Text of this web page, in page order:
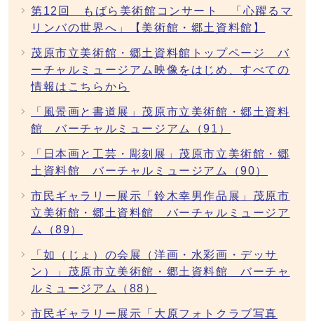
第12回 もばら美術館コンサート 「心躍るマ
リンバの世界へ」【美術館・郷土資料館】
茂原市立美術館・郷土資料館トップページ バ
ーチャルミュージアム映像をはじめ、すべての
情報はこちらから
「風景画と書道展」茂原市立美術館・郷土資料
館 バーチャルミュージアム（91）
「日本画と工芸・彫刻展」茂原市立美術館・郷
土資料館 バーチャルミュージアム（90）
市民ギャラリー展示「鈴木幸男作品展」茂原市
立美術館・郷土資料館 バーチャルミュージア
ム（89）
「如（じょ）の会展（洋画・水彩画・デッサ
ン）」茂原市立美術館・郷土資料館 バーチャ
ルミュージアム（88）
市民ギャラリー展示「大原フォトクラブ写真